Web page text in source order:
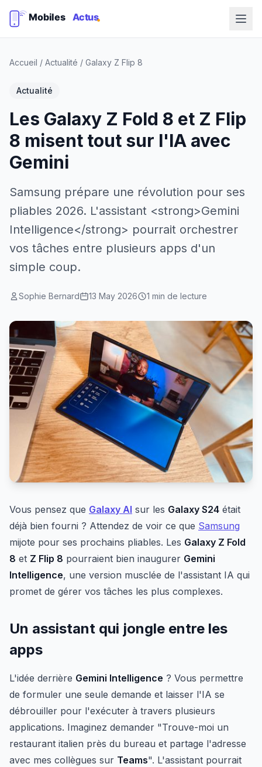
Accueil / Actualité / Galaxy Z Flip 8
Actualité
Les Galaxy Z Fold 8 et Z Flip
8 misent tout sur l'IA avec
Gemini
Samsung prépare une révolution pour ses
pliables 2026. L'assistant <strong>Gemini
Intelligence</strong> pourrait orchestrer
vos tâches entre plusieurs apps d'un
simple coup.
Sophie Bernard 13 May 2026 1 min de lecture
Vous pensez que Galaxy AI sur les Galaxy S24 était
déjà bien fourni ? Attendez de voir ce que Samsung
mijote pour ses prochains pliables. Les Galaxy Z Fold
8 et Z Flip 8 pourraient bien inaugurer Gemini
Intelligence, une version musclée de l'assistant IA qui
promet de gérer vos tâches les plus complexes.
Un assistant qui jongle entre les
apps
L'idée derrière Gemini Intelligence ? Vous permettre
de formuler une seule demande et laisser l'IA se
débrouiller pour l'exécuter à travers plusieurs
applications. Imaginez demander "Trouve-moi un
restaurant italien près du bureau et partage l'adresse
avec mes collègues sur Teams". L'assistant pourrait